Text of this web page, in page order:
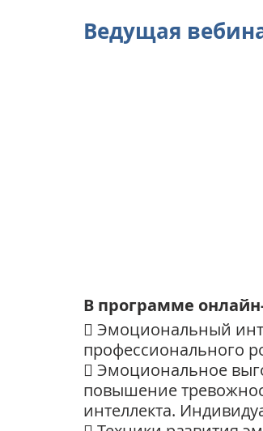
Ведущая
В программе
 Эмоциональный
профессионального
 Эмоциональное
повышение
интеллекта.